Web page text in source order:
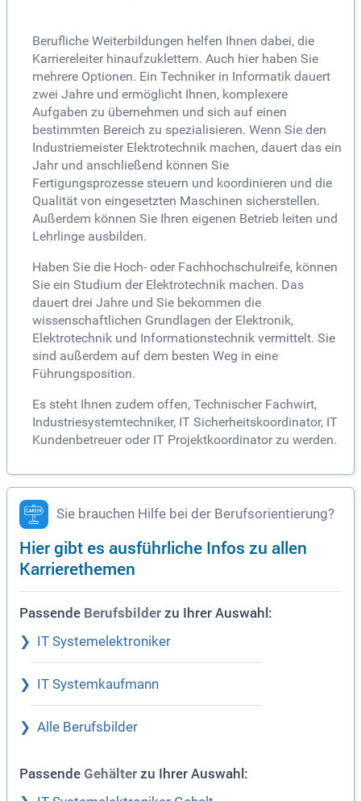
Berufliche Weiterbildungen helfen Ihnen dabei, die
Karriereleiter hinaufzuklettern. Auch hier haben Sie
mehrere Optionen. Ein Techniker in Informatik dauert
zwei Jahre und ermöglicht Ihnen, komplexere
Aufgaben zu übernehmen und sich auf einen
bestimmten Bereich zu spezialisieren. Wenn Sie den
Industriemeister Elektrotechnik machen, dauert das ein
Jahr und anschließend können Sie
Fertigungsprozesse steuern und koordinieren und die
Qualität von eingesetzten Maschinen sicherstellen.
Außerdem können Sie Ihren eigenen Betrieb leiten und
Lehrlinge ausbilden.
Haben Sie die Hoch- oder Fachhochschulreife, können
Sie ein Studium der Elektrotechnik machen. Das
dauert drei Jahre und Sie bekommen die
wissenschaftlichen Grundlagen der Elektronik,
Elektrotechnik und Informationstechnik vermittelt. Sie
sind außerdem auf dem besten Weg in eine
Führungsposition.
Es steht Ihnen zudem offen, Technischer Fachwirt,
Industriesystemtechniker, IT Sicherheitskoordinator, IT
Kundenbetreuer oder IT Projektkoordinator zu werden.
Sie brauchen Hilfe bei der Berufsorientierung?
Hier gibt es ausführliche Infos zu allen
Karrierethemen
Passende Berufsbilder zu Ihrer Auswahl:
IT Systemelektroniker
IT Systemkaufmann
Alle Berufsbilder
Passende Gehälter zu Ihrer Auswahl: